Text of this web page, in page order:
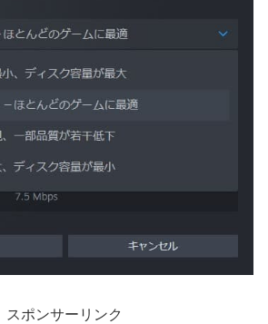
スポンサーリンク